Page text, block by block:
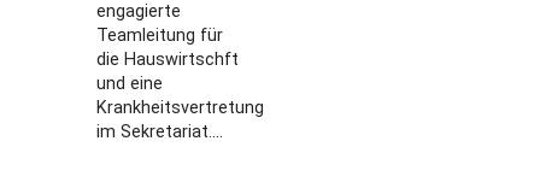
engagierte
Teamleitung für
die Hauswirtschft
und eine
Krankheitsvertretung
im Sekretariat....